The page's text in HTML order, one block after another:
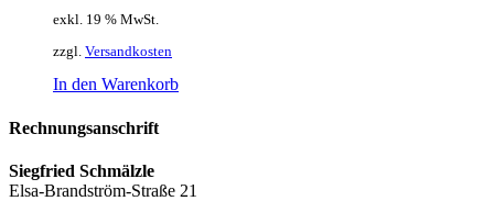
exkl. 19 % MwSt.
zzgl. Versandkosten
In den Warenkorb
Rechnungsanschrift
Siegfried Schmälzle
Elsa-Brandström-Straße 21